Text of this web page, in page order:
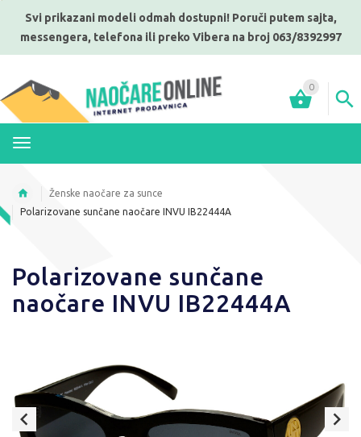
Svi prikazani modeli odmah dostupni! Poruči putem sajta,
messengera, telefona ili preko Vibera na broj 063/8392997
0
Ženske naočare za sunce
Polarizovane sunčane naočare INVU IB22444A
Polarizovane sunčane
naočare INVU IB22444A